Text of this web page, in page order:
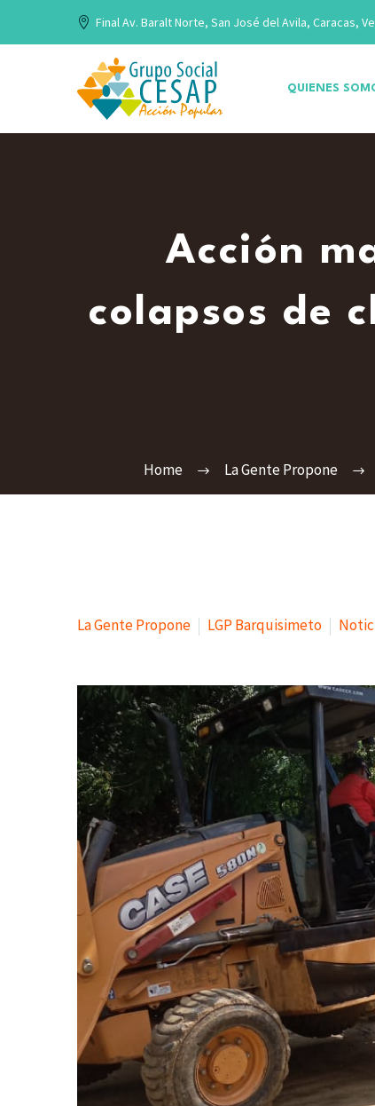
Final Av. Baralt Norte, San José del Avila, Caracas,
QUIENES
Acción
colapsos de
Home La Gente Propone
La Gente Propone LGP Barquisimeto